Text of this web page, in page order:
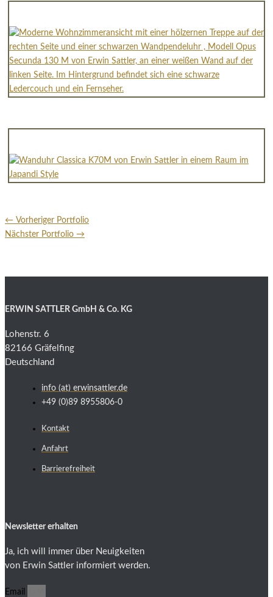
← Vorheriger Portfolio
Nächster Portfolio →
ERWIN SATTLER GmbH & Co. KG
Lohenstr. 6
82166 Gräfelfing
Deutschland
info (at) erwinsattler.de
+49 (0)89 8955806-0
Kontakt
Anfahrt
Barrierefreiheit
Newsletter erhalten
Ja, ich will immer über Neuigkeiten
von Erwin Sattler informiert werden.
Email